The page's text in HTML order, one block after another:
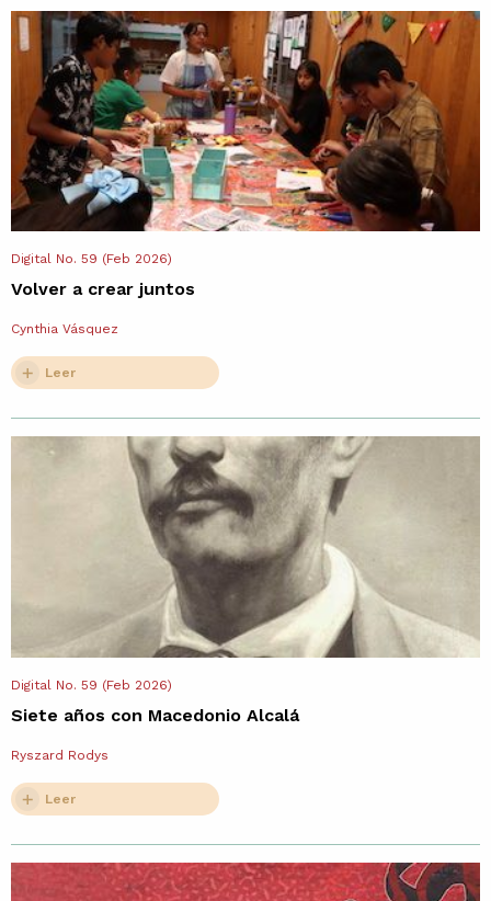
Digital No. 59 (Feb 2026)
Volver a crear juntos
Cynthia Vásquez
Leer
Digital No. 59 (Feb 2026)
Siete años con Macedonio Alcalá
Ryszard Rodys
Leer